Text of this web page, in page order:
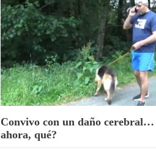
Convivo con un daño cerebral…
ahora, qué?